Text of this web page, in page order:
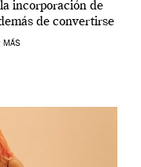
incorporación de
de convertirse
relevantes […]
MÁS